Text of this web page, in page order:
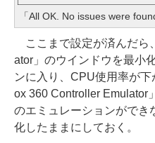
「All OK. No issues were
ここまで設定が済んだら
ator」のウインドウを最小
ンに入り、CPU使用率が
ox 360 Controller Emulator
のエミュレーションができ
化したままにしておく。